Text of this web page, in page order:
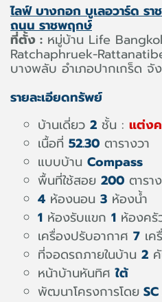
ไลฟ์ บางกอก บูเลอวาร์ด ร
ถนน ราชพฤกษ์
ที่ตั้ง : หมู่บ้าน Life
Ratchaphruek-
บางพลับ อำเภอปากเกร็ด จั
รายละเอียดทรัพย์
บ้านเดี่ยว 2 ชั้น : แต่ง
เนื้อที่ 52.30 ตารางวา
แบบบ้าน Compass
พื้นที่ใช้สอย 200 ตารา
4 ห้องนอน 3 ห้องน้ำ
1 ห้องรับแขก 1 ห้องครั
เครื่องปรับอากาศ 7 เค
ที่จอดรถภายในบ้าน 2
หน้าบ้านหันทิศใต้
พัฒนาโครงการโดย